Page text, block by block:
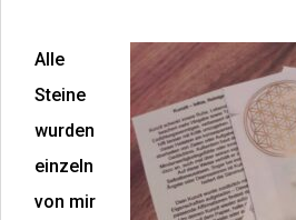
Alle
Steine
wurden
einzeln
von mir